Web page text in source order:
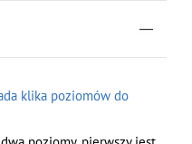
klika poziomów do